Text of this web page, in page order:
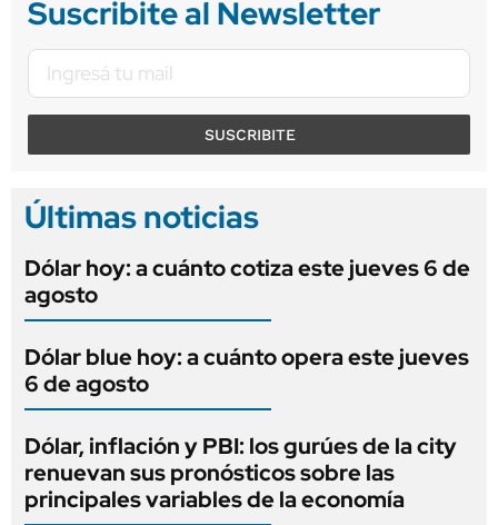
Suscribite al Newsletter
SUSCRIBITE
Últimas noticias
Dólar hoy: a cuánto cotiza este jueves 6 de
agosto
Dólar blue hoy: a cuánto opera este jueves
6 de agosto
Dólar, inflación y PBI: los gurúes de la city
renuevan sus pronósticos sobre las
principales variables de la economía